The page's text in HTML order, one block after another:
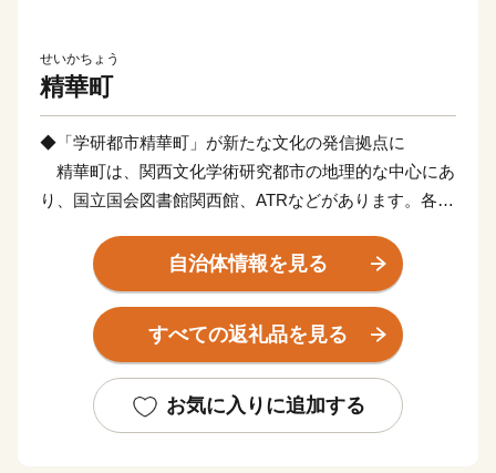
せいかちょう
精華町
◆「学研都市精華町」が新たな文化の発信拠点に
精華町は、関西文化学術研究都市の地理的な中心にあ
り、国立国会図書館関西館、ATRなどがあります。各種
活動などへ支援し、まちづくりを行っています。
◆精華町の気候と特産品
西部と南部はなだらかな丘陵、東部には平坦な農地が
温は約15度で、温暖な気候に恵まれ、洛いも、万願寺と
うがらし、イチゴが生産されています。
自治体情報を見る
すべての返礼品を見る
お気に入りに追加する